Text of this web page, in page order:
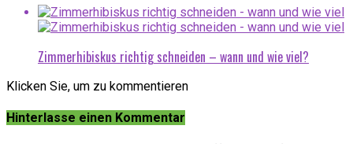
Zimmerhibiskus richtig schneiden – wann und wie viel?
Klicken Sie, um zu kommentieren
Hinterlasse einen Kommentar